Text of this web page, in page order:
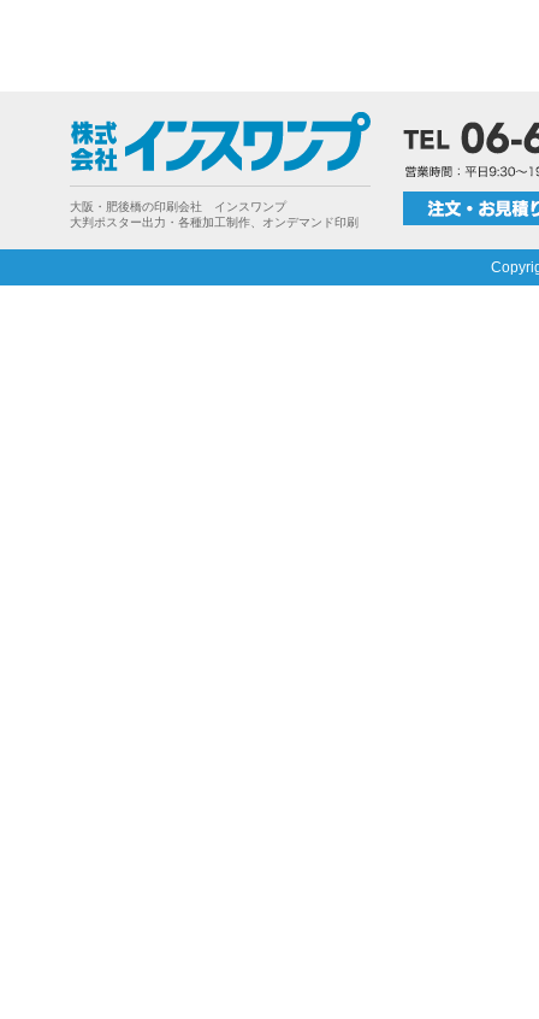
大阪・肥後橋の印刷会社 インスワンプ
大判ポスター出力・各種加工制作、オンデマンド印刷